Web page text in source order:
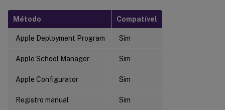
Método Compatível
Apple Deployment Program Sim
Apple School Manager Sim
Apple Configurator Sim
Registro manual Sim